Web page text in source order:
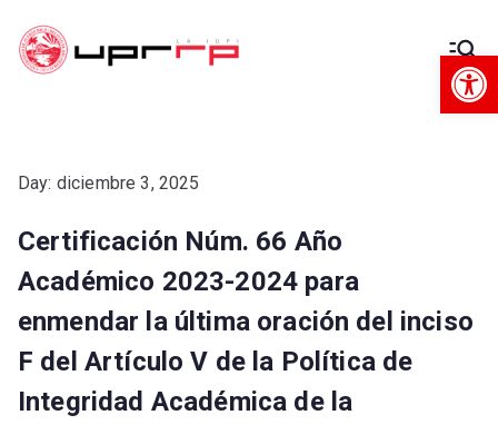
ción
Decanato de Administración
Day: diciembre 3, 2025
Certificación Núm. 66 Año
Académico 2023-2024 para
enmendar la última oración del inciso
F del Artículo V de la Política de
Integridad Académica de la